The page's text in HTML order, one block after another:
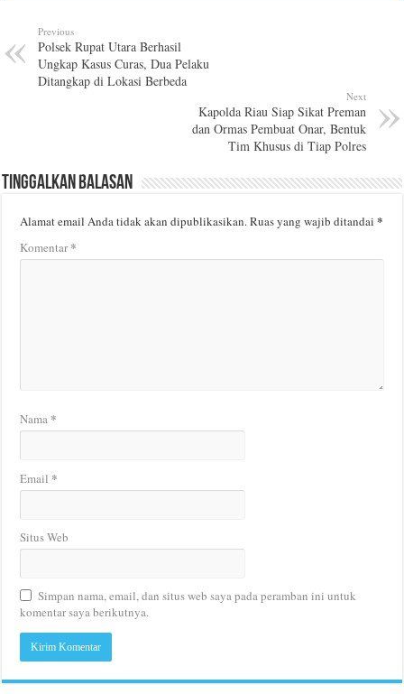
Previous
Polsek Rupat Utara Berhasil
Ungkap Kasus Curas, Dua Pelaku
Ditangkap di Lokasi Berbeda
Next
Kapolda Riau Siap Sikat Preman
dan Ormas Pembuat Onar, Bentuk
Tim Khusus di Tiap Polres
Tinggalkan Balasan
Alamat email Anda tidak akan dipublikasikan.Ruas yang wajib ditandai*
Komentar*
Nama *
Email *
Situs Web
Simpan nama, email, dan situs web saya pada peramban ini untuk
komentar saya berikutnya.